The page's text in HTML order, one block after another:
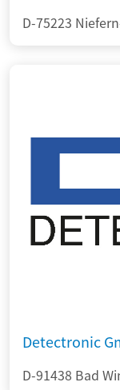
D-75223
Detectronic
D-91438 Bad